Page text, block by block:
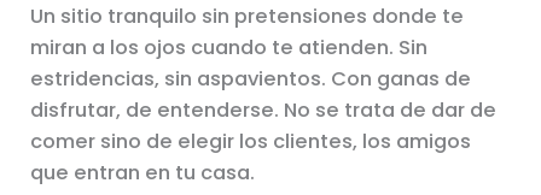
Un sitio tranquilo sin pretensiones donde te
miran a los ojos cuando te atienden. Sin
estridencias, sin aspavientos. Con ganas de
disfrutar, de entenderse. No se trata de dar de
comer sino de elegir los clientes, los amigos
que entran en tu casa.